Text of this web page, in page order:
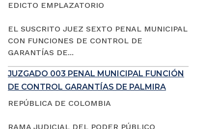
EDICTO EMPLAZATORIO
EL SUSCRITO JUEZ SEXTO PENAL MUNICIPAL
CON FUNCIONES DE CONTROL DE
GARANTÍAS DE...
JUZGADO 003 PENAL MUNICIPAL FUNCIÓN
DE CONTROL GARANTÍAS DE PALMIRA
REPÚBLICA DE COLOMBIA
RAMA JUDICIAL DEL PODER PÚBLICO